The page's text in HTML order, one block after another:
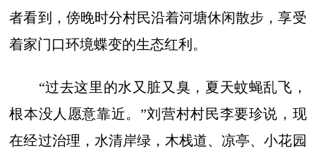
者看到，傍晚时分村民沿着河塘休闲散步，享受
着家门口环境蝶变的生态红利。
“过去这里的水又脏又臭，夏天蚊蝇乱飞，
根本没人愿意靠近。”刘营村村民李要珍说，现
在经过治理，水清岸绿，木栈道、凉亭、小花园